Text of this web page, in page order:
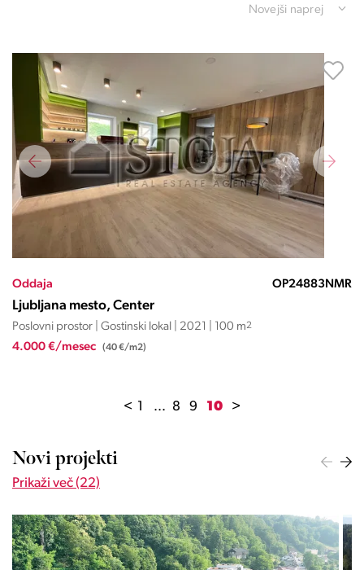
Novejši naprej
Oddaja OP24883NMR
Ljubljana mesto, Center
Poslovni prostor | Gostinski lokal | 2021 | 100 m2
4.000 €/mesec (40 €/m2)
< 1 ... 8 9 10 >
Novi projekti
Prikaži več (22)